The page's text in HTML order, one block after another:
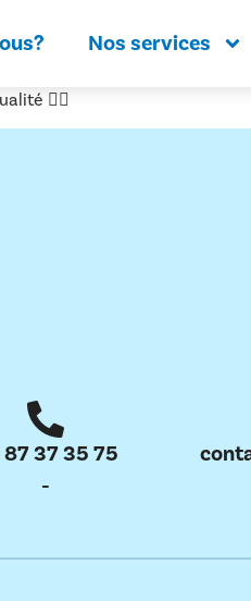
Nos services
👌🏼
37 35 75
-